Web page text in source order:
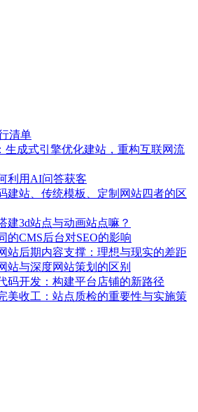
清单
生成式引擎优化建站，重构互联网流
利用AI问答获客
建站、传统模板、定制网站四者的区
建3d站点与动画站点嘛？
的CMS后台对SEO的影响
站后期内容支撑：理想与现实的差距
站与深度网站策划的区别
码开发：构建平台店铺的新路径
美收工：站点质检的重要性与实施策